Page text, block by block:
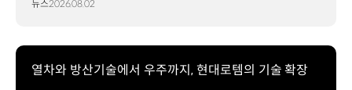
뉴스2026.08.02
열차와 방산기술에서 우주까지, 현대로템의 기술 확장